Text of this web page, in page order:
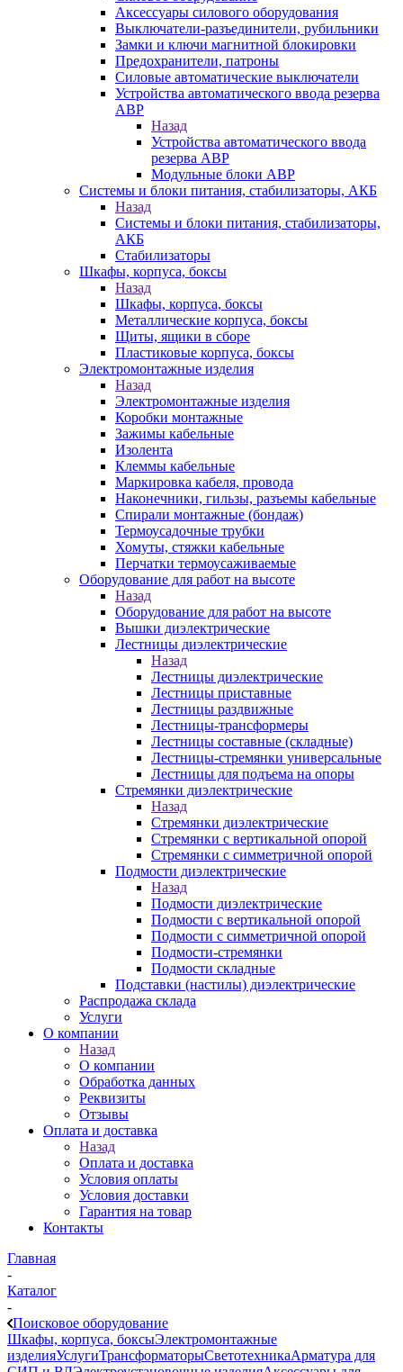
Аксессуары силового оборудования
Выключатели-разъединители, рубильники
Замки и ключи магнитной блокировки
Предохранители, патроны
Силовые автоматические выключатели
Устройства автоматического ввода резерва
АВР
Назад
Устройства автоматического ввода
резерва АВР
Модульные блоки АВР
Системы и блоки питания, стабилизаторы, АКБ
Назад
Системы и блоки питания, стабилизаторы,
АКБ
Стабилизаторы
Шкафы, корпуса, боксы
Назад
Шкафы, корпуса, боксы
Металлические корпуса, боксы
Щиты, ящики в сборе
Пластиковые корпуса, боксы
Электромонтажные изделия
Назад
Электромонтажные изделия
Коробки монтажные
Зажимы кабельные
Изолента
Клеммы кабельные
Маркировка кабеля, провода
Наконечники, гильзы, разъемы кабельные
Спирали монтажные (бондаж)
Термоусадочные трубки
Хомуты, стяжки кабельные
Перчатки термоусаживаемые
Оборудование для работ на высоте
Назад
Оборудование для работ на высоте
Вышки диэлектрические
Лестницы диэлектрические
Назад
Лестницы диэлектрические
Лестницы приставные
Лестницы раздвижные
Лестницы-трансформеры
Лестницы составные (складные)
Лестницы-стремянки универсальные
Лестницы для подъема на опоры
Стремянки диэлектрические
Назад
Стремянки диэлектрические
Стремянки с вертикальной опорой
Стремянки с симметричной опорой
Подмости диэлектрические
Назад
Подмости диэлектрические
Подмости с вертикальной опорой
Подмости с симметричной опорой
Подмости-стремянки
Подмости складные
Подставки (настилы) диэлектрические
Распродажа склада
Услуги
О компании
Назад
О компании
Обработка данных
Реквизиты
Отзывы
Оплата и доставка
Назад
Оплата и доставка
Условия оплаты
Условия доставки
Гарантия на товар
Контакты
Главная
-
Каталог
-
Поисковое оборудование
Шкафы, корпуса, боксыЭлектромонтажные
изделияУслугиТрансформаторыСветотехникаАрматура для